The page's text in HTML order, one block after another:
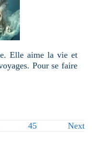
Elle aime la vie et
Pour se faire
45 Next